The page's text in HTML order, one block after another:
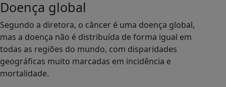
Doença global
Segundo a diretora, o câncer é uma doença global,
mas a doença não é distribuída de forma igual em
todas as regiões do mundo, com disparidades
geográficas muito marcadas em incidência e
mortalidade.